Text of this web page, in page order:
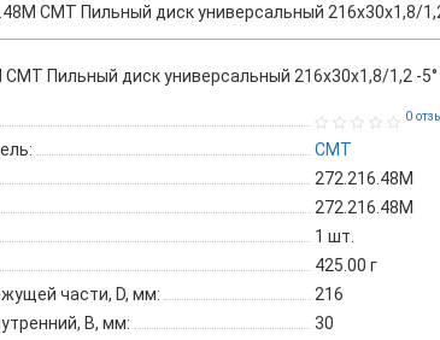
CMT Пильный диск универсальный 216x30x1,8/1,2
CMT Пильный диск универсальный 216x30x1,8/1,2 -5°
0
CMT
272.216.48M
272.216.48M
1 шт.
425.00 г
части, D, мм:
216
B, мм:
30